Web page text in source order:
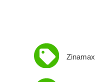
Zinamax